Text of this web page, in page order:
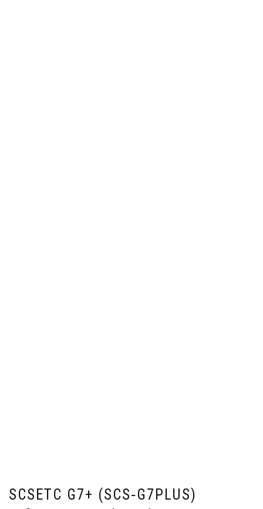
SCSETC G7+ (SCS‑G7PLUS)